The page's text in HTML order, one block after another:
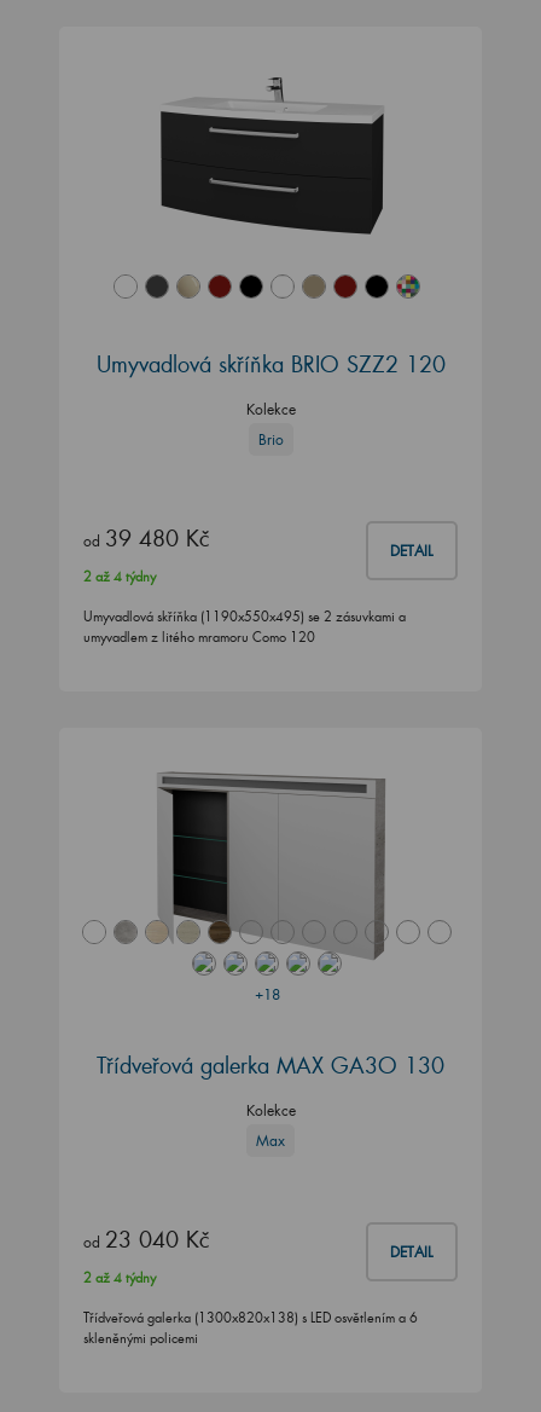
Umyvadlová skříňka BRIO SZZ2 120
Kolekce
Brio
od 39 480 Kč DETAIL
2 až 4 týdny
Umyvadlová skříňka (1190x550x495) se 2 zásuvkami a
umyvadlem z litého mramoru Como 120
+18
Třídveřová galerka MAX GA3O 130
Kolekce
Max
od 23 040 Kč DETAIL
2 až 4 týdny
Třídveřová galerka (1300x820x138) s LED osvětlením a 6
skleněnými policemi